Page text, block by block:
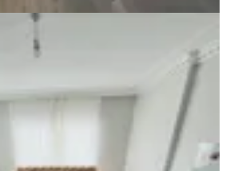
0 Full De Full
Kiralık Daire